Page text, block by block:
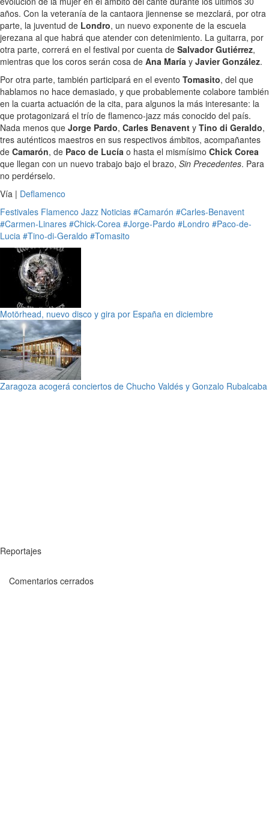
años. Con la veteranía de la cantaora jiennense se mezclará, por otra
parte, la juventud de Londro, un nuevo exponente de la escuela
jerezana al que habrá que atender con detenimiento. La guitarra, por
otra parte, correrá en el festival por cuenta de Salvador Gutiérrez,
mientras que los coros serán cosa de Ana María y Javier González.
Por otra parte, también participará en el evento Tomasito, del que
hablamos no hace demasiado, y que probablemente colabore también
en la cuarta actuación de la cita, para algunos la más interesante: la
que protagonizará el trío de flamenco-jazz más conocido del país.
Nada menos que Jorge Pardo, Carles Benavent y Tino di Geraldo,
tres auténticos maestros en sus respectivos ámbitos, acompañantes
de Camarón, de Paco de Lucía o hasta el mismísimo Chick Corea
que llegan con un nuevo trabajo bajo el brazo, Sin Precedentes. Para
no perdérselo.
Vía | Deflamenco
Festivales Flamenco Jazz Noticias #Camarón #Carles-Benavent
#Carmen-Linares #Chick-Corea #Jorge-Pardo #Londro #Paco-de-
Lucia #Tino-di-Geraldo #Tomasito
Motörhead, nuevo disco y gira por España en diciembre
Zaragoza acogerá conciertos de Chucho Valdés y Gonzalo Rubalcaba
Reportajes
Comentarios cerrados